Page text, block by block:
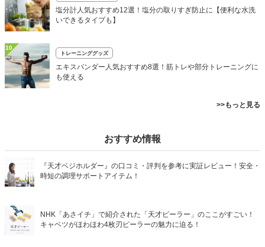
塩分計人気おすすめ12選！塩分の取りすぎ防止に【便利な水洗
いできるタイプも】
10
トレーニンググッズ
エキスパンダー人気おすすめ8選！筋トレや部分トレーニングに
も使える
>>もっと見る
おすすめ情報
『天才ベジホルダー』の口コミ・評判を参考に実証レビュー！安全・
時短の調理サポートアイテム！
NHK「あさイチ」で紹介された「天才ピーラー」のここがすごい！
キャベツがほわほわ4枚刃ピーラーの魅力に迫る！